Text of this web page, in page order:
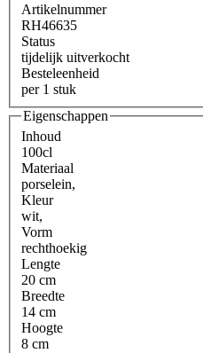
Artikelnummer
RH46635
Status
tijdelijk uitverkocht
Besteleenheid
per 1 stuk
Eigenschappen
Inhoud
100cl
Materiaal
porselein,
Kleur
wit,
Vorm
rechthoekig
Lengte
20 cm
Breedte
14 cm
Hoogte
8 cm